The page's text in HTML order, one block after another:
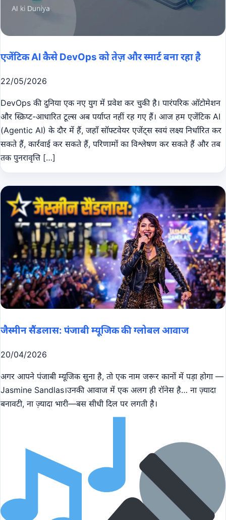
एजेंटिक AI कैसे DevOps को तेज़ और स्मार्ट बना रहा है
22/05/2026
DevOps की दुनिया एक नए युग में प्रवेश कर चुकी है। पारंपरिक ऑटोमेशन
और स्क्रिप्ट-आधारित टूल्स अब पर्याप्त नहीं रह गए हैं। आज हम एजेंटिक AI
(Agentic AI) के दौर में हैं, जहाँ सॉफ्टवेयर एजेंट्स स्वयं लक्ष्य निर्धारित कर
सकते हैं, कार्रवाई कर सकते हैं, परिणामों का विश्लेषण कर सकते हैं और तब
तक पुनरावृत्ति […]
जैस्मीन सैंडलास: पंजाबी म्यूजिक की ग्लोबल आवाज
20/04/2026
अगर आपने पंजाबी म्यूजिक सुना है, तो एक नाम जरूर कानों में पड़ा होगा —
Jasmine Sandlas।उनकी आवाज में एक अलग ही रॉनेस है… ना ज़्यादा
बनावटी, ना ज़्यादा भारी—बस सीधी दिल पर लगती है।